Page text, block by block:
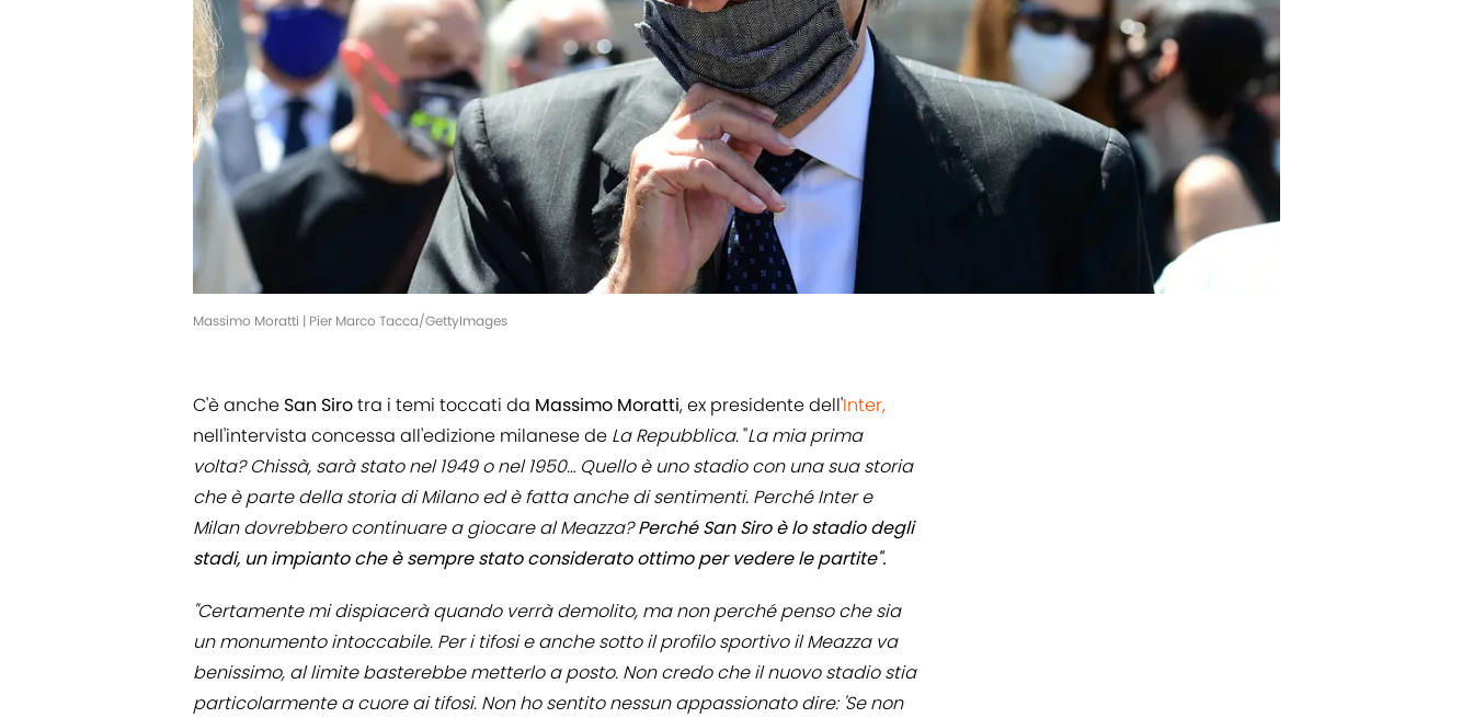
Massimo Moratti | Pier Marco Tacca/GettyImages
C'è anche San Sirotra i temi toccati da Massimo Moratti, ex presidente dell'Inter,
nell'intervista concessa all'edizione milanese de La Repubblica. "La mia prima
volta? Chissà, sarà stato nel 1949 o nel 1950… Quello è uno stadio con una sua storia
che è parte della storia di Milano ed è fatta anche di sentimenti. Perché Inter e
Milan dovrebbero continuare a giocare al Meazza?Perché San Siro è lo stadio degli
stadi, un impianto che è sempre stato considerato ottimo per vedere le partite".
"Certamente mi dispiacerà quando verrà demolito, ma non perché penso che sia
un monumento intoccabile. Per i tifosi e anche sotto il profilo sportivo il Meazza va
benissimo, al limite basterebbe metterlo a posto. Non credo che il nuovo stadio stia
particolarmente a cuore ai tifosi. Non ho sentito nessun appassionato dire: 'Se non